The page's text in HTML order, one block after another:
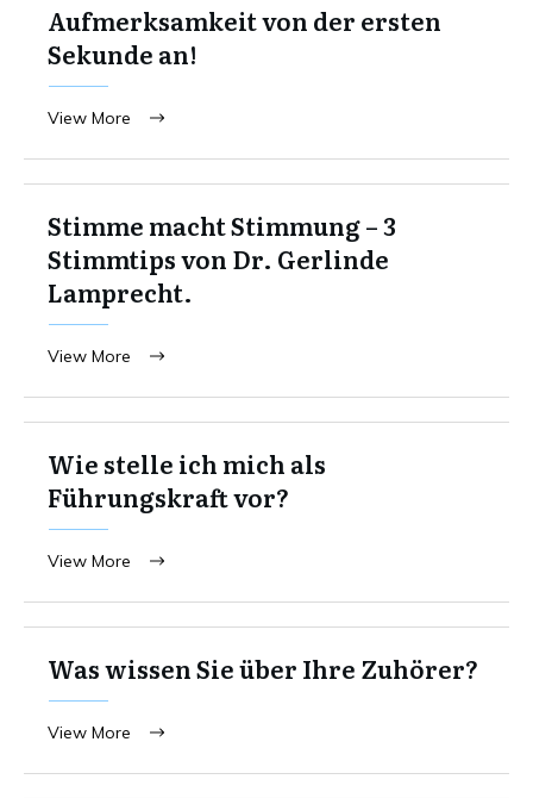
Aufmerksamkeit von der ersten
Sekunde an!
View More
Stimme macht Stimmung – 3
Stimmtips von Dr. Gerlinde
Lamprecht.
View More
Wie stelle ich mich als
Führungskraft vor?
View More
Was wissen Sie über Ihre Zuhörer?
View More